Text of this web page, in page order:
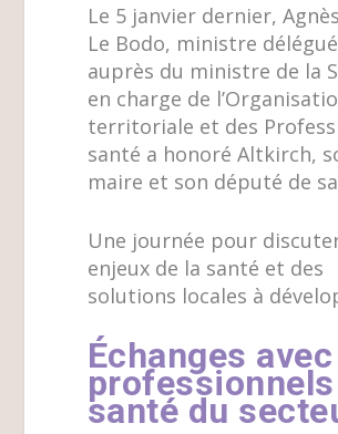
Le 5 janvier dernier,
Le Bodo, ministre
auprès du ministre de la
en charge de
territoriale et des
santé a honoré Altkirch,
maire et son député de
Une journée pour
enjeux de la santé et des
solutions locales à
Échanges
santé du